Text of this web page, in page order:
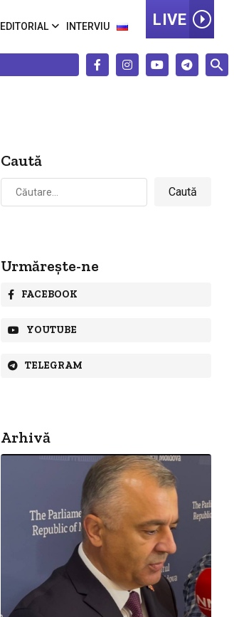
EDITORIAL INTERVIU LIVE
Caută
Caută
după:
Urmărește-ne
FACEBOOK
YOUTUBE
TELEGRAM
Arhivă